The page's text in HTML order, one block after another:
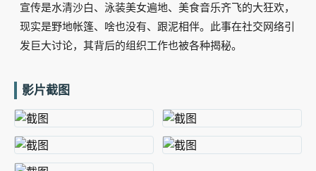
宣传是水清沙白、泳装美女遍地、美食音乐齐飞的大狂欢，
现实是野地帐篷、啥也没有、跟泥相伴。此事在社交网络引
发巨大讨论，其背后的组织工作也被各种揭秘。
影片截图